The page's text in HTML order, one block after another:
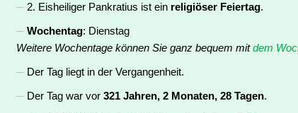
2. Eisheiliger Pankratius ist ein religiöser Feiertag.
Wochentag: Dienstag
Weitere Wochentage können Sie ganz bequem mitdem
Der Tag liegt in der Vergangenheit.
Der Tag war vor 321 Jahren, 2 Monaten, 28 Tagen.